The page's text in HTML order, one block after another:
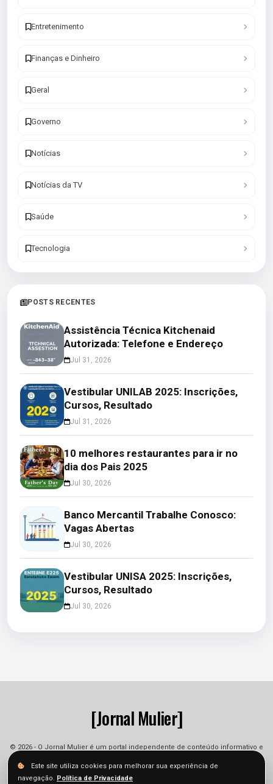
Entretenimento
Finanças e Dinheiro
Geral
Governo
Notícias
Notícias da TV
Saúde
Tecnologia
POSTS RECENTES
Assistência Técnica Kitchenaid
Autorizada: Telefone e Endereço
Jul 31, 2026
Vestibular UNILAB 2025: Inscrições,
Cursos, Resultado
Jul 31, 2026
10 melhores restaurantes para ir no
dia dos Pais 2025
Jul 30, 2026
Banco Mercantil Trabalhe Conosco:
Vagas Abertas
Jul 30, 2026
Vestibular UNISA 2025: Inscrições,
Cursos, Resultado
Jul 30, 2026
[Jornal Mulier]
© 2026 - O Jornal Mulier é um portal independente de conteúdo informativo e
jornalístico. As informações podem sofrer alterações.
Este site utiliza cookies para melhorar sua experiência de
navegação. Política de Privacidade